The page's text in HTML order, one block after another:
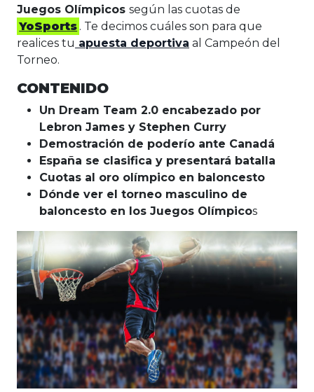
Juegos Olímpicos según las cuotas de
YoSports . Te decimos cuáles son para que
realices tu apuesta deportiva al Campeón del
Torneo.
CONTENIDO
Un Dream Team 2.0 encabezado por
Lebron James y Stephen Curry
Demostración de poderío ante Canadá
España se clasifica y presentará batalla
Cuotas al oro olímpico en baloncesto
Dónde ver el torneo masculino de
baloncesto en los Juegos Olímpicos